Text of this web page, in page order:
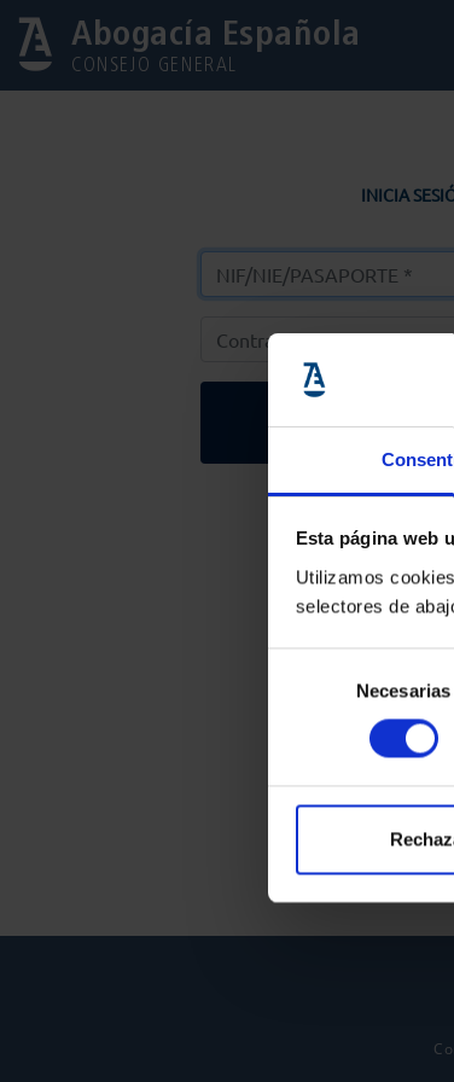
Esta página web
Utilizamos
selectores de
consentimiento
Necesarias
Abogacía Española
CONSEJO GENERAL
INICIA